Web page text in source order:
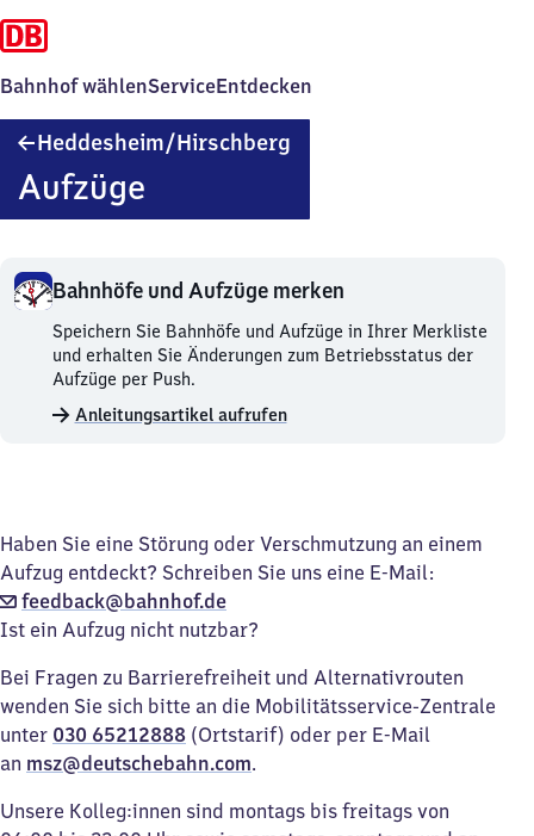
Bahnhof wählenServiceEntdecken
Heddesheim/​Hirschberg
Aufzüge
Bahnhöfe und Aufzüge merken
Bahnhöfe
und
Aufzüge
merken.
Speichern Sie Bahnhöfe und Aufzüge in Ihrer Merkliste
und erhalten Sie Änderungen zum Betriebsstatus der
Aufzüge per Push.
Anleitungsartikel aufrufen
Haben Sie eine Störung oder Verschmutzung an einem
Aufzug entdeckt? Schreiben Sie uns eine E-Mail:
feedback@bahnhof.de
Ist ein Aufzug nicht nutzbar?
Bei Fragen zu Barrierefreiheit und Alternativrouten
wenden Sie sich bitte an die Mobilitätsservice-Zentrale
unter 030 65212888 (Ortstarif) oder per E-Mail
an msz@deutschebahn.com.
Unsere Kolleg:innen sind montags bis freitags von